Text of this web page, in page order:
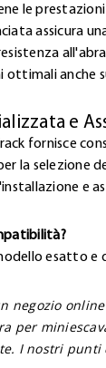
le
assicura
anche
e
fornisce
la selezione
e
esatto e
negozio
per
I nostri punti